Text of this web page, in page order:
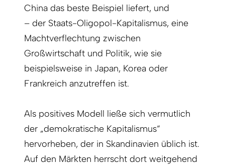
China das beste Beispiel liefert, und
– der Staats-Oligopol-Kapitalismus, eine
Machtverflechtung zwischen
Großwirtschaft und Politik, wie sie
beispielsweise in Japan, Korea oder
Frankreich anzutreffen ist.
Als positives Modell ließe sich vermutlich
der „demokratische Kapitalismus“
hervorheben, der in Skandinavien üblich ist.
Auf den Märkten herrscht dort weitgehend